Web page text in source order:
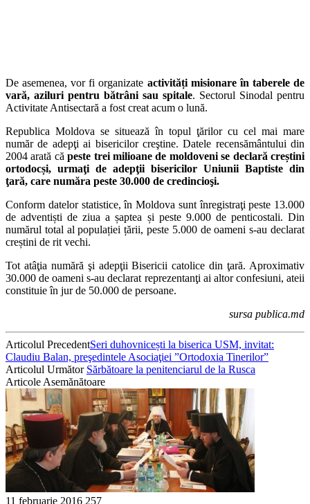
De asemenea, vor fi organizate activități misionare în taberele de
vară, aziluri pentru bătrâni sau spitale. Sectorul Sinodal pentru
Activitate Antisectară a fost creat acum o lună.
Republica Moldova se situează în topul ţărilor cu cel mai mare
număr de adepţi ai bisericilor creştine. Datele recensământului din
2004 arată căpeste trei milioane de moldoveni se declară creștini
ortodocși, urmaţi de adepţii bisericilor Uniunii Baptiste din
ţară, care număra peste 30.000 de credincioşi.
Conform datelor statistice, în Moldova sunt înregistraţi peste 13.000
de adventiști de ziua a șaptea și peste 9.000 de penticostali. Din
numărul total al populației țării, peste 5.000 de oameni s-au declarat
creștini de rit vechi.
Tot atâţia numără şi adepţii Bisericii catolice din ţară. Aproximativ
30.000 de oameni s-au declarat reprezentanţi ai altor confesiuni, ateii
constituie în jur de 50.000 de persoane.
sursa publica.md
Articolul PrecedentSeri duhovnicești la biserica USM, invitat:
Claudiu Balan, preşedintele Asociaţiei ”Ortodoxia Tinerilor”
Articolul Următor Sărbătoare la penitenciarul de la Rusca
Articole Asemănătoare
11 februarie 2016 257